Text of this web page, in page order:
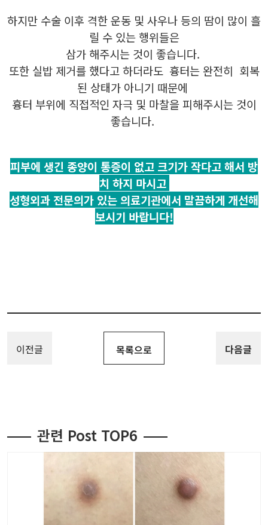
하지만 수술 이후 격한 운동 및 사우나 등의 땀이 많이 흘
릴 수 있는 행위들은
삼가 해주시는 것이 좋습니다.
또한 실밥 제거를 했다고 하더라도 흉터는 완전히 회복
된 상태가 아니기 때문에
흉터 부위에 직접적인 자극 및 마찰을 피해주시는 것이
좋습니다.
피부에 생긴 종양이 통증이 없고 크기가 작다고 해서 방
치 하지 마시고
성형외과 전문의가 있는 의료기관에서 말끔하게 개선해
보시기 바랍니다!
이전글 목록으로 다음글
관련 Post TOP6